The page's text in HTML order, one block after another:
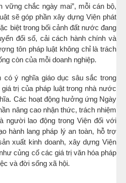
vững chắc ngày mai”, mỗi cán bộ,
sẽ góp phần xây dựng Viện phát
biệt trong bối cảnh đất nước đang
đổi số, cải cách hành chính và
tôn pháp luật không chỉ là trách
còn của mỗi doanh nghiệp.
có ý nghĩa giáo dục sâu sắc trong
trị của pháp luật trong nhà nước
Các hoạt động hưởng ứng Ngày
nâng cao nhận thức, trách nhiệm
người lao động trong Viện đối với
hành lang pháp lý an toàn, hỗ trợ
xuất kinh doanh, xây dựng Viện
củng cố các giá trị văn hóa pháp
và đời sống xã hội.